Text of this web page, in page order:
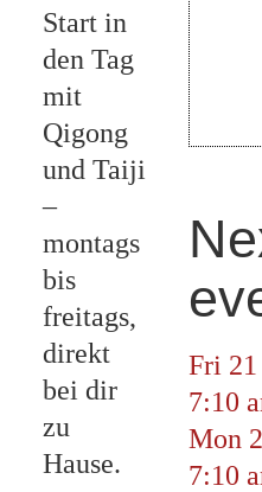
Start in
den Tag
mit
Qigong
und Taiji
–
montags
bis
freitags,
direkt
bei dir
zu
Hause.
Fri 21
7:10
Mon
7:10